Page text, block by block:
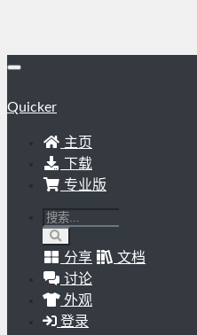
Quicker
主页
下载
专业版
分享
文档
讨论
外观
登录